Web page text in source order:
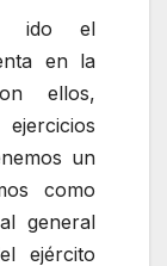
ido el
en la
ellos,
un
como
general
ejército